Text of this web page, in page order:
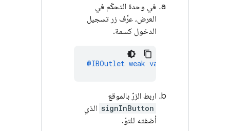
في وحدة التحكّم في
العرض، عرِّف زر تسجيل
الدخول كسمة.
@IBOutlet weak var
اربط الزرّ بالموقع
signInButton الذي
أضفته للتوّ.